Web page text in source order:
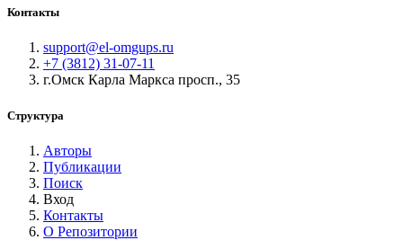
Контакты
support@el-omgups.ru
+7 (3812) 31-07-11
г.Омск Карла Маркса просп., 35
Структура
Авторы
Публикации
Поиск
Вход
Контакты
О Репозитории